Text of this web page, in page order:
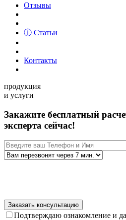
Отзывы
ⓘ Статьи
Контакты
продукция
и услуги
Закажите бесплатный
эксперта сейчас!
Подтверждаю ознакомление и